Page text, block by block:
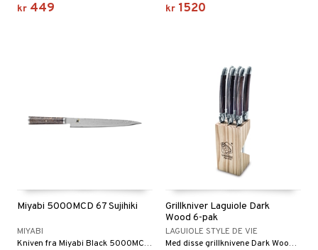
kr 449 kr 1520
Miyabi 5000MCD 67 Sujihiki
MIYABI
Kniven fra Miyabi Black 5000MCD-serien er et ekte kunstverk. Knivbladet består av MC66 stål med mikrokarbidpulver, isherdet til imponerende 66 HRC.
Grillkniver Laguiole Dark
Wood 6-pak
LAGUIOLE STYLE DE VIE
Med disse grillknivene Dark Wood i sett med 6 fra Premium Line of Laguiole Style de Vie kan du enkelt kutte et godt stykke kjøtt.